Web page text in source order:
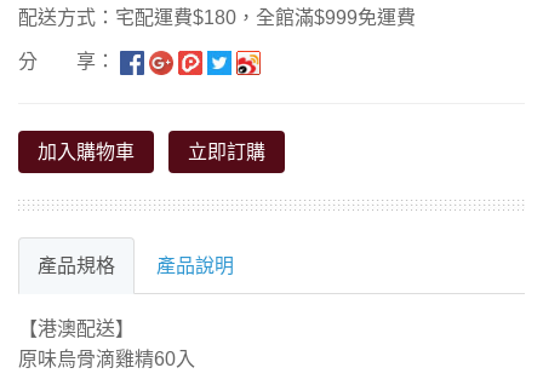
配送方式：宅配運費$180，全館滿$999免運費
分 享：
加入購物車 立即訂購
產品規格 產品說明